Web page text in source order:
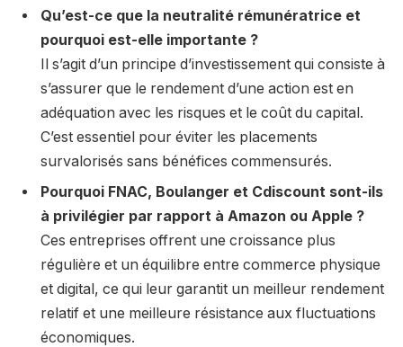
Qu’est-ce que la neutralité rémunératrice et
pourquoi est-elle importante ?
Il s’agit d’un principe d’investissement qui consiste à
s’assurer que le rendement d’une action est en
adéquation avec les risques et le coût du capital.
C’est essentiel pour éviter les placements
survalorisés sans bénéfices commensurés.
Pourquoi FNAC, Boulanger et Cdiscount sont-ils
à privilégier par rapport à Amazon ou Apple ?
Ces entreprises offrent une croissance plus
régulière et un équilibre entre commerce physique
et digital, ce qui leur garantit un meilleur rendement
relatif et une meilleure résistance aux fluctuations
économiques.